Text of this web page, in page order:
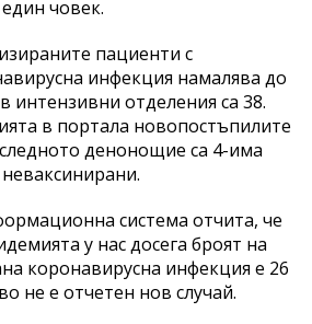
човек.
пациенти с
инфекция намалява до
интензивни отделения са 38.
в портала новопостъпилите
денонощие са 4-има
система отчита, че
у нас досега броят на
коронавирусна инфекция е 26
не е отчетен нов случай.